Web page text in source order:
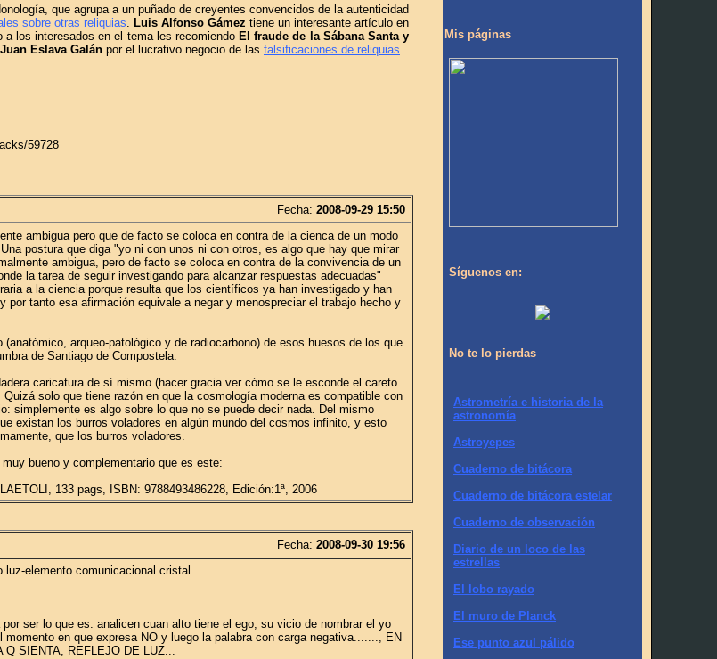
que agrupa a un puñado de creyentes convencidos de la autenticidad
sobre otras reliquias. Luis Alfonso Gámez tiene un interesante artículo en
a los interesados en el tema les recomiendo El fraude de la Sábana Santa y
Juan Eslava Galán por el lucrativo negocio de las falsificaciones de reliquias.
59728
Fecha: 2008-09-29 15:50
ambigua pero que de facto se coloca en contra de la cienca de un modo
postura que diga "yo ni con unos ni con otros, es algo que hay que mirar
ambigua, pero de facto se coloca en contra de la convivencia de un
la tarea de seguir investigando para alcanzar respuestas adecuadas"
a la ciencia porque resulta que los científicos ya han investigado y han
tanto esa afirmación equivale a negar y menospreciar el trabajo hecho y
arqueo-patológico y de radiocarbono) de esos huesos de los que
de Santiago de Compostela.
caricatura de sí mismo (hacer gracia ver cómo se le esconde el careto
solo que tiene razón en que la cosmología moderna es compatible con
simplemente es algo sobre lo que no se puede decir nada. Del mismo
existan los burros voladores en algún mundo del cosmos infinito, y esto
que los burros voladores.
bueno y complementario que es este:
133 pags, ISBN: 9788493486228, Edición:1ª, 2006
Fecha: 2008-09-30 19:56
luz-elemento comunicacional cristal.
ser lo que es. analicen cuan alto tiene el ego, su vicio de nombrar el yo
en que expresa NO y luego la palabra con carga negativa......., EN
Q SIENTA, REFLEJO DE LUZ...
Mis páginas
Síguenos en:
No te lo pierdas
Astrometría e historia de la
astronomía
Astroyepes
Cuaderno de bitácora
Cuaderno de bitácora estelar
Cuaderno de observación
Diario de un loco de las
estrellas
El lobo rayado
El muro de Planck
Ese punto azul pálido